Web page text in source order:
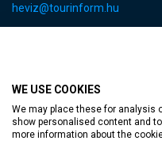
WE USE COOKIES
We may place these for analysis
show personalised content and
more information about the
heviz@tourinform.hu